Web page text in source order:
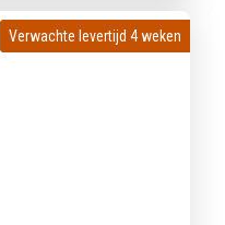
Verwachte levertijd 4 weken
Verwachte levertijd 4 weken